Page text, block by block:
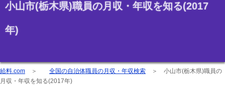
小山市(栃木県)職員の月収・年収を知る(2017
年)
給料.com ＞ 全国の自治体職員の月収・年収検索 ＞ 小山市(栃木県)職員の
月収・年収を知る(2017年)